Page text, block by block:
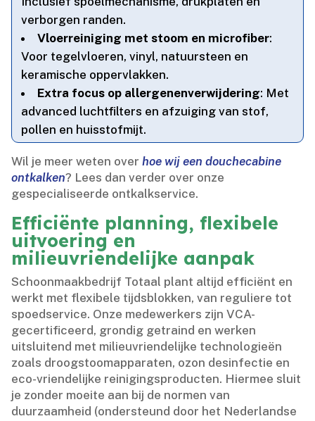
verborgen randen.​
Vloerreiniging met stoom en microfiber:
Voor tegelvloeren, vinyl, natuursteen en
keramische oppervlakken.​
Extra focus op allergenenverwijdering: Met
advanced luchtfilters en afzuiging van stof,
pollen en huisstofmijt.​
Wil je meer weten overhoe wij een douchecabine
ontkalken? Lees dan verder over onze
gespecialiseerde ontkalkservice.​
Efficiënte planning, flexibele
uitvoering en
milieuvriendelijke aanpak
Schoonmaakbedrijf Totaal plant altijd efficiënt en
werkt met flexibele tijdsblokken, van reguliere tot
spoedservice.​ Onze medewerkers zijn VCA-
gecertificeerd, grondig getraind en werken
uitsluitend met milieuvriendelijke technologieën
zoals droogstoomapparaten, ozon desinfectie en
eco-vriendelijke reinigingsproducten.​ Hiermee sluit
je zonder moeite aan bij de normen van
duurzaamheid (ondersteund door het Nederlandse